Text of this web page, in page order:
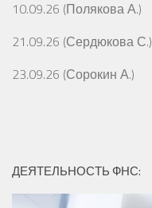
10.09.26 (Полякова А.)
21.09.26 (Сердюкова С.)
23.09.26 (Сорокин А.)
ДЕЯТЕЛЬНОСТЬ ФНС: